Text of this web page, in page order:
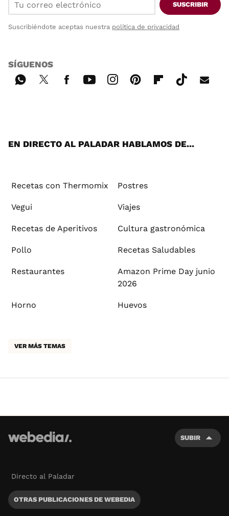
SUSCRIBIR
Suscribiéndote aceptas nuestra política de privacidad
SÍGUENOS
EN DIRECTO AL PALADAR HABLAMOS DE...
Recetas con Thermomix Postres
Vegui Viajes
Recetas de Aperitivos Cultura gastronómica
Pollo Recetas Saludables
Restaurantes
Amazon Prime Day junio
2026
Horno Huevos
VER MÁS TEMAS
SUBIR
Directo al Paladar
OTRAS PUBLICACIONES DE WEBEDIA